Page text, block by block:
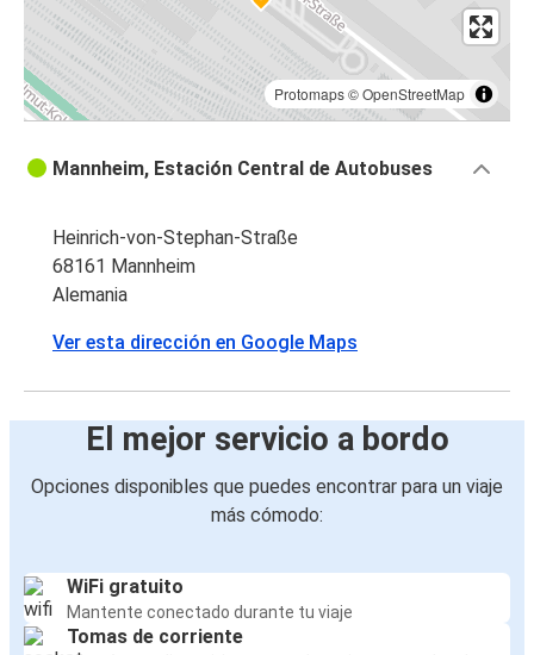
Protomaps©OpenStreetMap
Mannheim, Estación Central de Autobuses
Heinrich-von-Stephan-Straße
68161 Mannheim
Alemania
Ver esta dirección en Google Maps
El mejor servicio a bordo
Opciones disponibles que puedes encontrar para un viaje
más cómodo:
WiFi gratuito
Mantente conectado durante tu viaje
Tomas de corriente